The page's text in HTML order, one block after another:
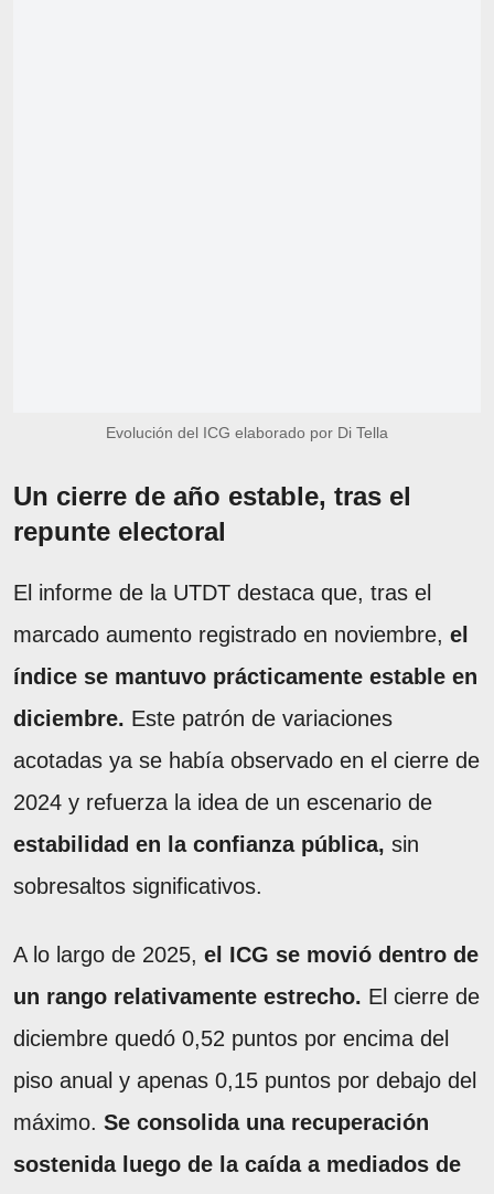
Evolución del ICG elaborado por Di Tella
Un cierre de año estable, tras el
repunte electoral
El informe de la UTDT destaca que, tras el
marcado aumento registrado en noviembre, el
índice se mantuvo prácticamente estable en
diciembre. Este patrón de variaciones
acotadas ya se había observado en el cierre de
2024 y refuerza la idea de un escenario de
estabilidad en la confianza pública, sin
sobresaltos significativos.
A lo largo de 2025, el ICG se movió dentro de
un rango relativamente estrecho. El cierre de
diciembre quedó 0,52 puntos por encima del
piso anual y apenas 0,15 puntos por debajo del
máximo. Se consolida una recuperación
sostenida luego de la caída a mediados de